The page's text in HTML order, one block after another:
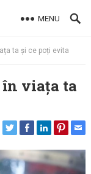
MENU
ta și ce poți evita
viața ta